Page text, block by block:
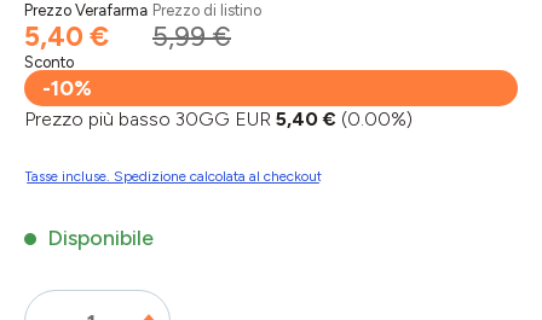
Prezzo Verafarma
5,40 €
Prezzo di listino
5,99 €
Sconto
-10%
Prezzo più basso 30GG EUR 5,40 € (0.00%)
Tasse incluse. Spedizione calcolata al checkout
Disponibile